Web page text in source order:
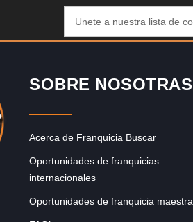
SOBRE NOSOTRAS
Acerca de Franquicia Buscar
Oportunidades de franquicias
internacionales
Oportunidades de franquicia maestra